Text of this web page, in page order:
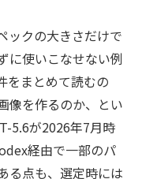
ックの大きさだけで
に使いこなせない例
をまとめて読むの
像を作るのか、とい
5.6が2026年7月時
経由で一部のパ
る点も、選定時には